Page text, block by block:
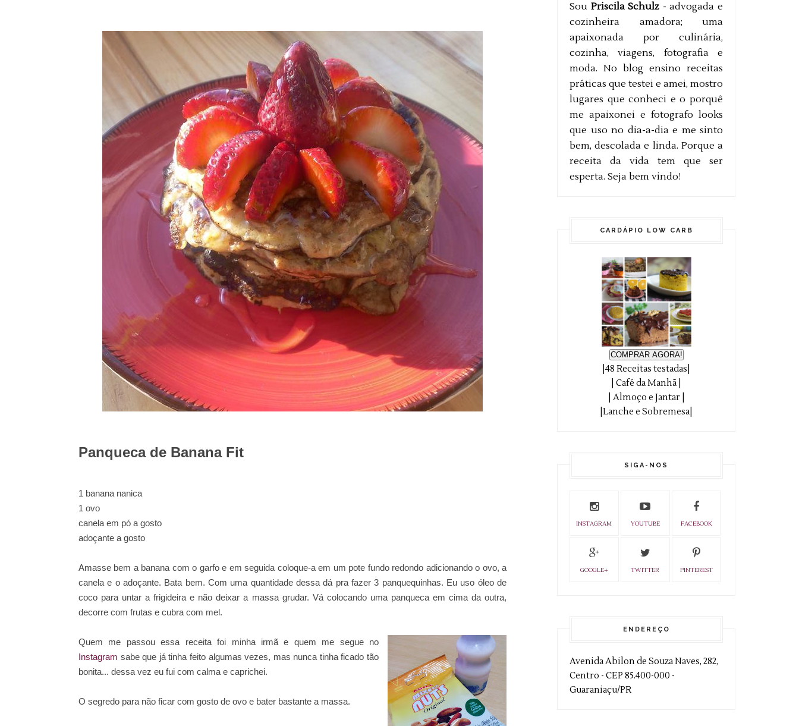
Panqueca de Banana Fit
1 banana nanica
1 ovo
canela em pó a gosto
adoçante a gosto
Amasse bem a banana com o garfo e em seguida coloque-a em um pote fundo redondo adicionando o ovo, a
canela e o adoçante. Bata bem. Com uma quantidade dessa dá pra fazer 3 panquequinhas. Eu uso óleo de
coco para untar a frigideira e não deixar a massa grudar. Vá colocando uma panqueca em cima da outra,
decorre com frutas e cubra com mel.
Quem me passou essa receita foi minha irmã e quem me segue no
Instagram sabe que já tinha feito algumas vezes, mas nunca tinha ficado tão
bonita... dessa vez eu fui com calma e caprichei.
O segredo para não ficar com gosto de ovo e bater bastante a massa.
Sou Priscila Schulz - advogada e
cozinheira amadora; uma
apaixonada por culinária,
cozinha, viagens, fotografia e
moda. No blog ensino receitas
práticas que testei e amei, mostro
lugares que conheci e o porquê
me apaixonei e fotografo looks
que uso no dia-a-dia e me sinto
bem, descolada e linda. Porque a
receita da vida tem que ser
esperta. Seja bem vindo!
CARDÁPIO LOW CARB
COMPRAR AGORA!
|48 Receitas testadas|
| Café da Manhã |
| Almoço e Jantar |
|Lanche e Sobremesa|
SIGA-NOS
INSTAGRAM YOUTUBE FACEBOOK
GOOGLE+ TWITTER PINTEREST
ENDEREÇO
Avenida Abilon de Souza Naves, 282,
Centro - CEP 85.400-000 -
Guaraniaçu/PR